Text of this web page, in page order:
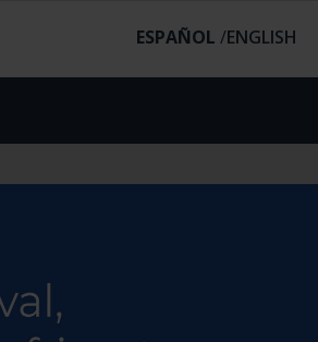
ESPAÑOL /